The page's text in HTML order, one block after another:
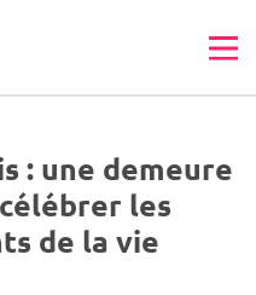
: une demeure
les
de la vie